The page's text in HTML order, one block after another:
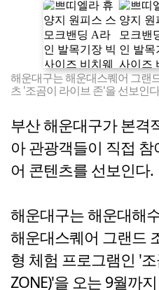
해운대구는 해운대스퀘어 그랜
츠 '조곰이 라이브 존'을 선보인
부산 해운대구가 본격
아 관광객들이 직접
어 콘텐츠를 선보인다.
해운대구는 해운대해
해운대스퀘어 그랜드
형 체험 프로그램인 '
ZONE)'을 오는 9월까